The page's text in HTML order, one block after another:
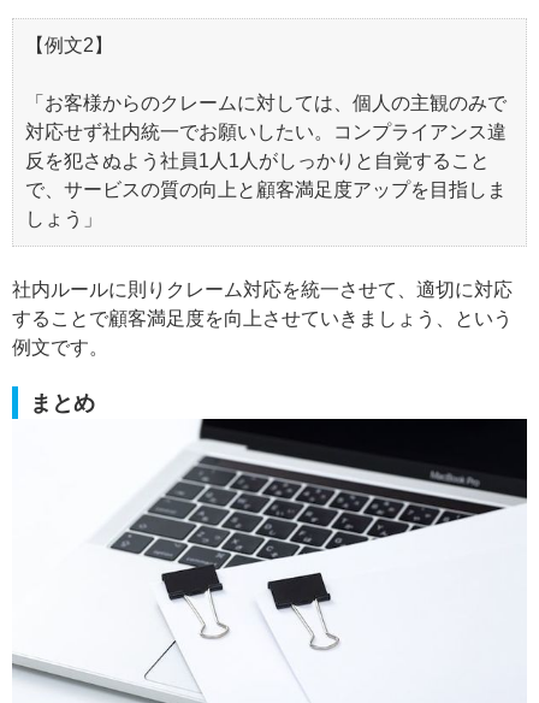
【例文2】
「お客様からのクレームに対しては、個人の主観のみで
対応せず社内統一でお願いしたい。コンプライアンス違
反を犯さぬよう社員1人1人がしっかりと自覚すること
で、サービスの質の向上と顧客満足度アップを目指しま
しょう」
社内ルールに則りクレーム対応を統一させて、適切に対応
することで顧客満足度を向上させていきましょう、という
例文です。
まとめ